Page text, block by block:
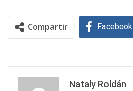
Compartir Facebook
Nataly Roldán